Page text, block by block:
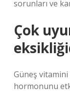
sorunları ve
Çok
Güneş
hormonunu